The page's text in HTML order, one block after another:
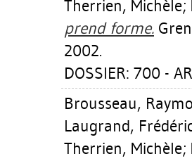
Therrien, Michèle;
prend forme.
2002.
DOSSIER: 700 -
Brousseau,
Laugrand,
Therrien, Michèle;